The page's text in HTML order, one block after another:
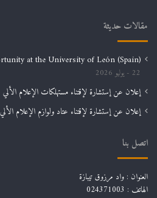
مقالات حديثة
at the University of León (Spain)
22 يوليو 2026
إعلان عن إستشارة لإقتناء مستهلكات الإعلام الألي
إعلان عن إستشارة لإقتناء عتاد ولوازم الإعلام الألي
اتصل بنا
العنوان : واد مرزوق تيبازة
الهاتف : 024371003